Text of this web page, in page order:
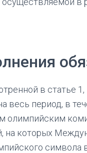
в
весь период, в
на которых
символа